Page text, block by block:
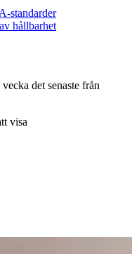
standarder
hållbarhet
det senaste från
visa